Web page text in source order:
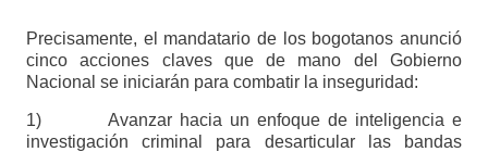
Precisamente, el mandatario de los bogotanos anunció
cinco acciones claves que de mano del Gobierno
Nacional se iniciarán para combatir la inseguridad:
1) Avanzar hacia un enfoque de inteligencia e
investigación criminal para desarticular las bandas